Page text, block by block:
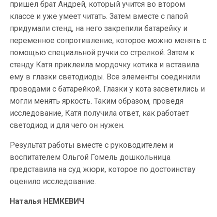
пришел брат Андрей, который учится во втором
классе и уже умеет читать. Затем вместе с папой
придумали стенд, на него закрепили батарейку и
переменное сопротивление, которое можно менять с
помощью специальной ручки со стрелкой. Затем к
стенду Катя приклеила мордочку котика и вставила
ему в глазки светодиоды. Все элементы соединили
проводами с батарейкой. Глазки у кота засветились и
могли менять яркость. Таким образом, проведя
исследование, Катя получила ответ, как работает
светодиод и для чего он нужен.
Результат работы вместе с руководителем и
воспитателем Ольгой Гомель дошкольница
представила на суд жюри, которое по достоинству
оценило исследование.
Наталья НЕМКЕВИЧ